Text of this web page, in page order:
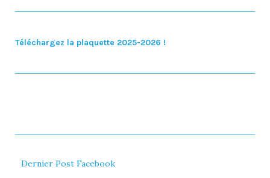
Téléchargez la plaquette 2025-2026 !
Dernier Post Facebook